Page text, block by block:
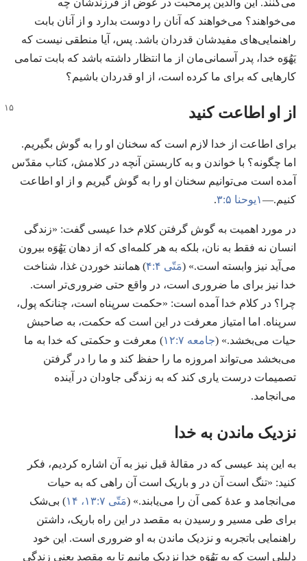
می‌کنند.‏ این والدین پرمحبت در عوض از فرزندشان چه
می‌خواهند؟‏ می‌خواهند که آنان را دوست بدارد و از آنان بابت
راهنمایی‌های مفیدشان قدردان باشد.‏ پس،‏ آیا منطقی نیست که
یَهُوَه خدا،‏ پدر آسمانی‌مان از ما انتظار داشته باشد که بابت تمامی
کارهایی که برای ما کرده است،‏ از او قدردان باشیم؟‏
از او اطاعت کنید
برای اطاعت از خدا لازم است که سخنان او را به گوش بگیریم.‏
اما چگونه؟‏ با خواندن و به کاربستن آنچه در کلامش،‏ کتاب مقدّس
آمده است می‌توانیم سخنان او را به گوش گیریم و از او اطاعت
کنیم.‏—‏۱یوحنا ۵:‏۳ ‏.‏
در مورد اهمیت به گوش گرفتن کلام خدا عیسی گفت:‏ «زندگی
انسان نه فقط به نان،‏ بلکه به هر کلمه‌ای که از دهان یَهُوَه بیرون
می‌آید نیز وابسته است.‏» (‏مَتّی ۴:‏۴
‏)‏ همانند خوردن غذا،‏ شناخت
خدا نیز برای ما ضروری است،‏ در واقع حتی ضروری‌تر است.‏
چرا؟‏ در کلام خدا آمده است:‏ «حکمت سرپناه است،‏ چنانکه پول،‏
سرپناه.‏ اما امتیاز معرفت در این است که حکمت،‏ به صاحبش
حیات می‌بخشد.‏» (‏جامعه ۷:‏۱۲
‏)‏ معرفت و حکمتی که خدا به ما
می‌بخشد می‌تواند امروزه ما را حفظ کند و ما را در گرفتن
تصمیمات درست یاری کند که به زندگی جاودان در آینده
می‌انجامد.‏
نزدیک ماندن به خدا
به این پند عیسی که در مقالهٔ قبل نیز به آن اشاره کردیم،‏ فکر
کنید:‏ «تنگ است آن در و باریک است آن راهی که به حیات
می‌انجامد و عدهٔ کمی آن را می‌یابند.‏» (‏مَتّی ۷:‏۱۳،‏ ۱۴
‏)‏ بی‌شک
برای طی مسیر و رسیدن به مقصد در این راه باریک،‏ داشتن
راهنمایی باتجربه و نزدیک ماندن به او ضروری است.‏ این خود
دلیلی است که به یَهُوَه خدا نزدیک مانیم تا به مقصد یعنی زندگی